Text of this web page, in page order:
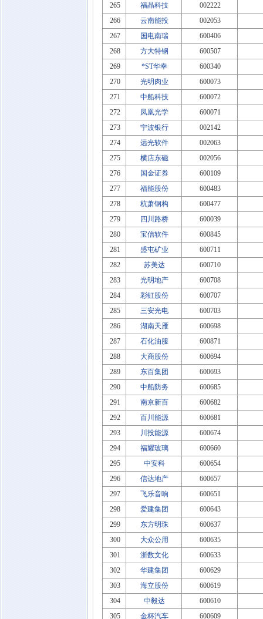
265
福晶科技
002222
266
云南能投
002053
267
国电南瑞
600406
268
方大特钢
600507
269
*ST华幸
600340
270
光明肉业
600073
271
中船科技
600072
272
凤凰光学
600071
273
宁波银行
002142
274
远光软件
002063
275
横店东磁
002056
276
国金证券
600109
277
福能股份
600483
278
杭萧钢构
600477
279
四川路桥
600039
280
宝信软件
600845
281
盛屯矿业
600711
282
苏美达
600710
283
光明地产
600708
284
彩虹股份
600707
285
三安光电
600703
286
湖南天雁
600698
287
石化油服
600871
288
大商股份
600694
289
东百集团
600693
290
中船防务
600685
291
南京新百
600682
292
百川能源
600681
293
川投能源
600674
294
福耀玻璃
600660
295
中安科
600654
296
信达地产
600657
297
飞乐音响
600651
298
爱建集团
600643
299
东方明珠
600637
300
大众公用
600635
301
浙数文化
600633
302
华建集团
600629
303
海立股份
600619
304
中毅达
600610
305
金杯汽车 600609